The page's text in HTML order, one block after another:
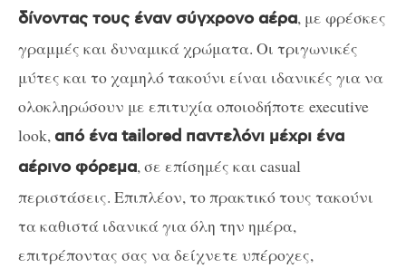
δίνοντας τους έναν σύγχρονο αέρα, με φρέσκες
γραμμές και δυναμικά χρώματα. Οι τριγωνικές
μύτες και το χαμηλό τακούνι είναι ιδανικές για να
ολοκληρώσουν με επιτυχία οποιoδήποτε executive
look,από ένα tailored παντελόνι μέχρι ένα
αέρινο φόρεμα, σε επίσημές και casual
περιστάσεις. Επιπλέον, το πρακτικό τους τακούνι
τα καθιστά ιδανικά για όλη την ημέρα,
επιτρέποντας σας να δείχνετε υπέροχες,